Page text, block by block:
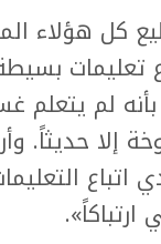
كل هؤلاء
تعليمات
بأنه لم يتعلم
إلا حديثاً.